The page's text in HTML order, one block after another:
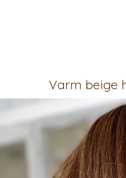
Varm beige